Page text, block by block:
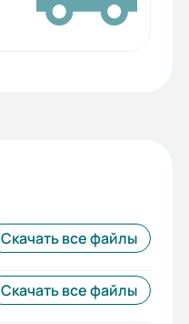
Скачать все файлы
Скачать все файлы